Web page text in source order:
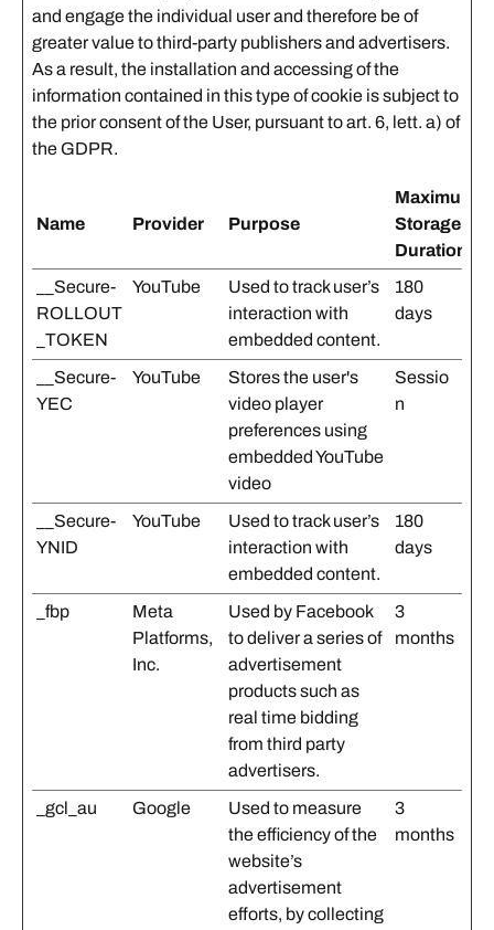
and engage the individual user and therefore be of
greater value to third-party publishers and advertisers.
As a result, the installation and accessing of the
information contained in this type of cookie is subject to
the prior consent of the User, pursuant to art. 6, lett. a) of
the GDPR.
Name Provider Purpose
Maximum
Storage
Duration
__Secure-
ROLLOUT
_TOKEN
YouTube
Used to track user’s
interaction with
embedded content.
180
days
__Secure-
YEC
YouTube
Stores the user's
video player
preferences using
embedded YouTube
video
Sessio
n
__Secure-
YNID
YouTube
Used to track user’s
interaction with
embedded content.
180
days
_fbp
Meta
Platforms,
Inc.
Used by Facebook
to deliver a series of
advertisement
products such as
real time bidding
from third party
advertisers.
3
months
_gcl_au Google
Used to measure
the efficiency of the
website’s
advertisement
efforts, by collecting
3
months